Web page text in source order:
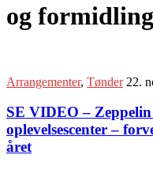
og
Arrangementer, Tønder 22.
SE VIDEO –
oplevelsescenter –
året